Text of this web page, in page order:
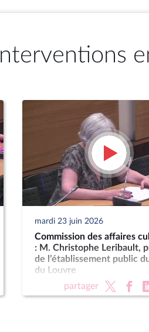
Interventions
mardi 23 juin 2026
Commission des affaires
: M. Christophe Leribault,
de l’établissement public
du Louvre
partager